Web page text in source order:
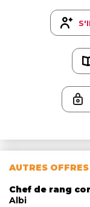
AUTRES
Chef de rang
Albi